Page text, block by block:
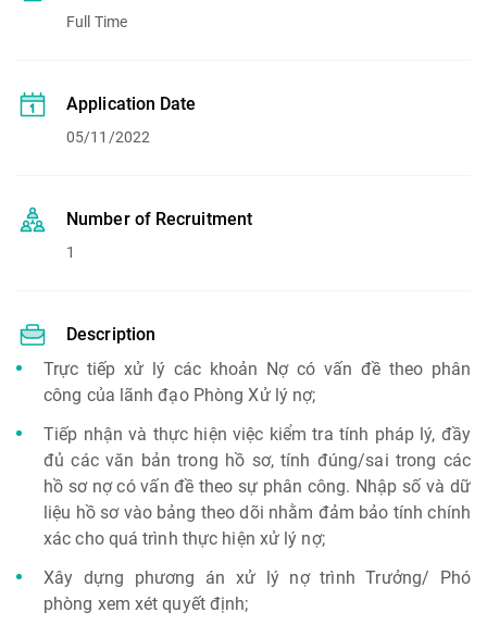
Full Time
Application Date
05/11/2022
Number of Recruitment
1
Description
Trực tiếp xử lý các khoản Nợ có vấn đề theo phân
công của lãnh đạo Phòng Xử lý nợ;
Tiếp nhận và thực hiện việc kiểm tra tính pháp lý, đầy
đủ các văn bản trong hồ sơ, tính đúng/sai trong các
hồ sơ nợ có vấn đề theo sự phân công. Nhập số và dữ
liệu hồ sơ vào bảng theo dõi nhằm đảm bảo tính chính
xác cho quá trình thực hiện xử lý nợ;
Xây dựng phương án xử lý nợ trình Trưởng/ Phó
phòng xem xét quyết định;